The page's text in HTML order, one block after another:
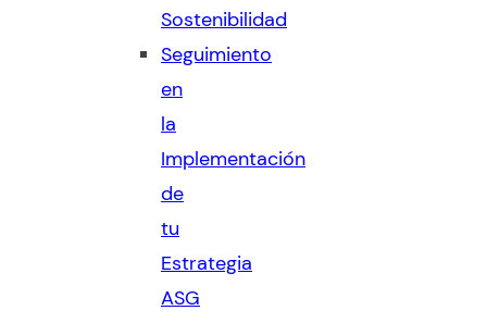
Sostenibilidad
Seguimiento
en
la
Implementación
de
tu
Estrategia
ASG